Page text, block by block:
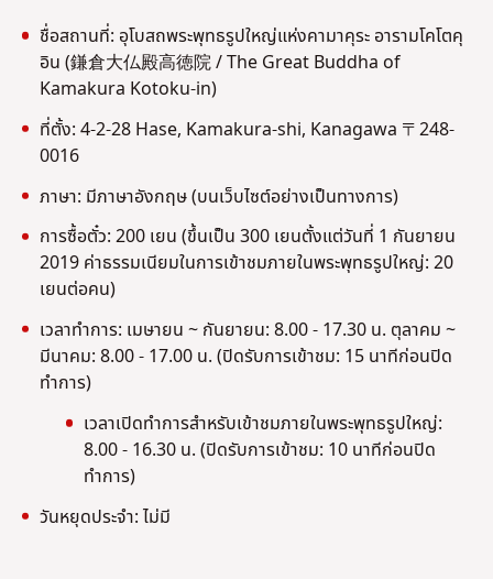
ชื่อสถานที่: อุโบสถพระพุทธรูปใหญ่แห่งคามาคุระ อารามโคโตคุ
อิน (鎌倉大仏殿高徳院 / The Great Buddha of
Kamakura Kotoku-in)
ที่ตั้ง: 4-2-28 Hase, Kamakura-shi, Kanagawa 〒248-
0016
ภาษา: มีภาษาอังกฤษ (บนเว็บไซต์อย่างเป็นทางการ)
การซื้อตั๋ว: 200 เยน (ขึ้นเป็น 300 เยนตั้งแต่วันที่ 1 กันยายน
2019 ค่าธรรมเนียมในการเข้าชมภายในพระพุทธรูปใหญ่: 20
เยนต่อคน)
เวลาทำการ: เมษายน ~ กันยายน: 8.00 - 17.30 น. ตุลาคม ~
มีนาคม: 8.00 - 17.00 น. (ปิดรับการเข้าชม: 15 นาทีก่อนปิด
ทำการ)
เวลาเปิดทำการสำหรับเข้าชมภายในพระพุทธรูปใหญ่:
8.00 - 16.30 น. (ปิดรับการเข้าชม: 10 นาทีก่อนปิด
ทำการ)
วันหยุดประจำ: ไม่มี